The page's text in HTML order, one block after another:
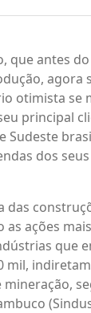
que antes
agora
otimista se
principal
Sudeste
dos
das
as ações
que
mil,